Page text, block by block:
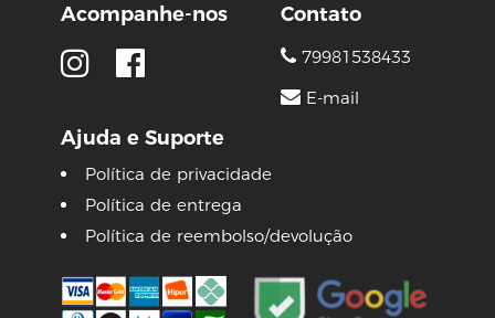
Acompanhe-nos
Ajuda e Suporte
Política de privacidade
Política de entrega
Política de reembolso/devolução
Contato
79981538433
E-mail